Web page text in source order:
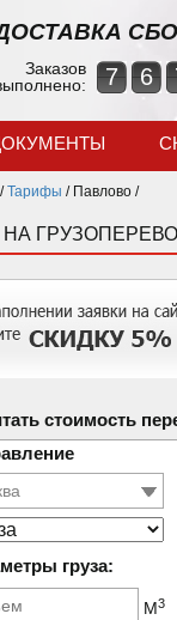
Заказов
7 6
/Тарифы / Павлово /
стоимость
груза:
М3